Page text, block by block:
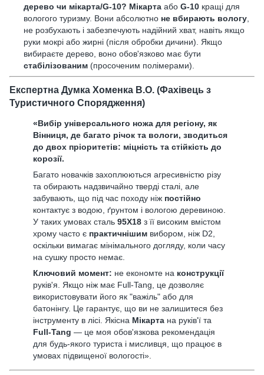
дерево чи мікарта/G-10? Мікарта або G-10 кращі для
вологого туризму. Вони абсолютно не вбирають вологу
не розбухають і забезпечують надійний хват, навіть якщо
руки мокрі або жирні (після обробки дичини). Якщо
вибираєте дерево, воно обов'язково має бути
стабілізованим (просоченим полімерами).
Експертна Думка Хоменка В.О. (Фахівець з
Туристичного Спорядження)
«Вибір універсального ножа для регіону, як
Вінниця, де багато річок та вологи, зводиться
до двох пріоритетів: міцність та стійкість до
корозії.
Багато новачків захоплюються агресивністю різу
та обирають надзвичайно тверді сталі, але
забувають, що під час походу ніж постійно
контактує з водою, ґрунтом і вологою деревиною.
У таких умовах сталь 95Х18 з її високим вмістом
хрому часто є практичнішим вибором, ніж D2,
оскільки вимагає мінімального догляду, коли часу
на сушку просто немає.
Ключовий момент: не економте на конструкції
руків'я. Якщо ніж має Full-Tang, це дозволяє
використовувати його як "важіль" або для
батонінгу. Це гарантує, що ви не залишитеся без
інструменту в лісі. Якісна Мікарта на руків'ї та
Full-Tang — це моя обов'язкова рекомендація
для будь-якого туриста і мисливця, що працює в
умовах підвищеної вологості».